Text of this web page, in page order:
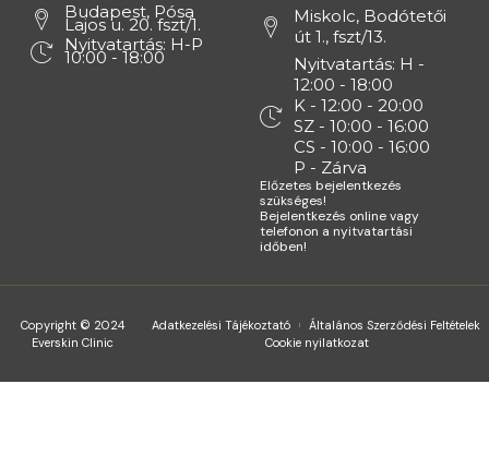
Budapest, Pósa
Lajos u. 20. fszt/1.
Nyitvatartás: H-P
10:00 - 18:00
Miskolc, Bodótetői
út 1., fszt/13.
Nyitvatartás: H -
12:00 - 18:00
K - 12:00 - 20:00
SZ - 10:00 - 16:00
CS - 10:00 - 16:00
P - Zárva
Előzetes bejelentkezés
szükséges!
Bejelentkezés online vagy
telefonon a nyitvatartási
időben!
Copyright © 2024
Everskin Clinic
Adatkezelési Tájékoztató
Általános Szerződési Feltételek
Cookie nyilatkozat